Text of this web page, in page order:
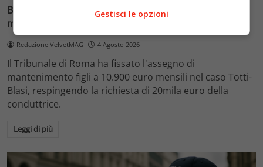
Blasi vs Totti: il giudice riduce l’assegno di
mantenimento a 10.900 euro
Redazione VelvetMAG 4 Agosto 2026
Il Tribunale di Roma ha fissato l'assegno di
mantenimento figli a 10.900 euro mensili nel caso Totti-
Blasi, respingendo la richiesta di 20mila euro della
conduttrice.
Leggi di più
Gestisci le opzioni